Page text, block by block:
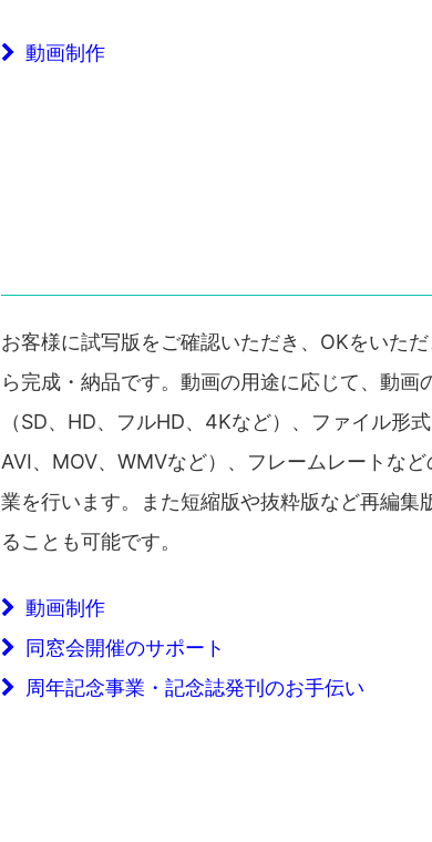
動画制作
お客様に試写版をご確認いただき、OKをいた
ら完成・納品です。動画の用途に応じて、動画
（SD、HD、フルHD、4Kなど）、ファイル形式
AVI、MOV、WMVなど）、フレームレートな
業を行います。また短縮版や抜粋版など再編集
ることも可能です。
動画制作
同窓会開催のサポート
周年記念事業・記念誌発刊のお手伝い